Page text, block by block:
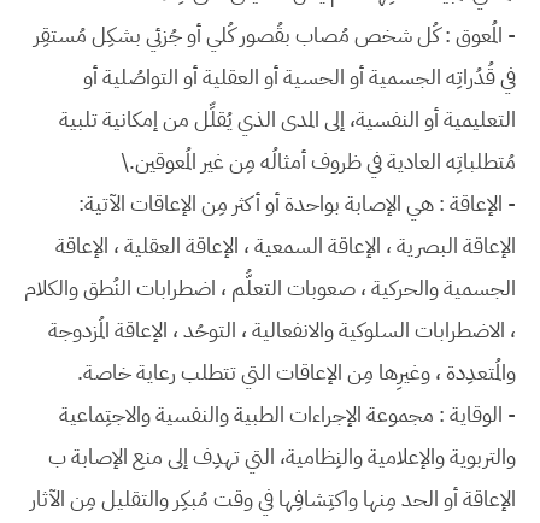
- المُعوق : كُل شخص مُصاب بقُصور كُلي أو جُزئي بشكِل مُستقِر
في قُدُراتِه الجسمية أو الحسية أو العقلية أو التواصُلية أو
التعليمية أو النفسية، إلى المدى الذي يُقلِّل من إمكانية تلبية
مُتطلباتِه العادية في ظروف أمثالُه مِن غير المُعوقين.\
- الإعاقة : هي الإصابة بواحدة أو أكثر مِن الإعاقات الآتية:
الإعاقة البصرية ، الإعاقة السمعية ، الإعاقة العقلية ، الإعاقة
الجسمية والحركية ، صعوبات التعلُّم ، اضطرابات النُطق والكلام
، الاضطرابات السلوكية والانفعالية ، التوحُد ، الإعاقة المُزدوجة
والمُتعدِدة ، وغيرِها مِن الإعاقات التي تتطلب رعاية خاصة.
- الوقاية : مجموعة الإجراءات الطبية والنفسية والاجتِماعية
والتربوية والإعلامية والنِظامية، التي تهدِف إلى منع الإصابة ب
الإعاقة أو الحد مِنها واكتِشافِها في وقت مُبكِر والتقليل مِن الآثار